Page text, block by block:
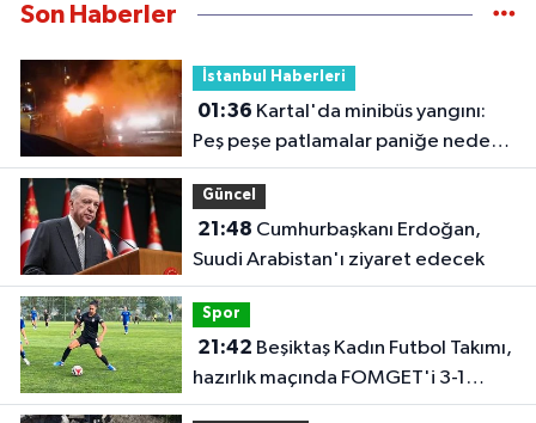
Son Haberler
İstanbul Haberleri
01:36
Peş peşe patlamalar paniğe neden
oldu
Güncel
21:48
Suudi Arabistan'ı ziyaret edecek
Spor
21:42
hazırlık maçında FOMGET'i 3-1
mağlup etti